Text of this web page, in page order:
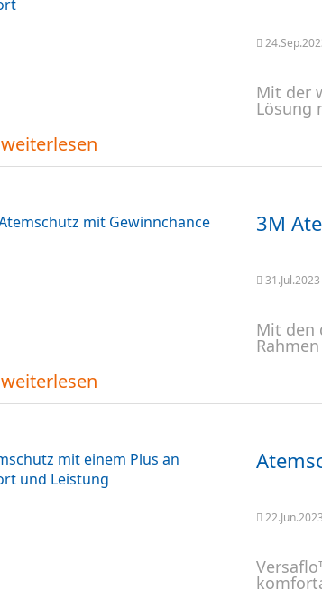
Mit der
Lösung
weiterlesen
3M
31.Jul.2023
Mit den
weiterlesen
22.Jun.2023